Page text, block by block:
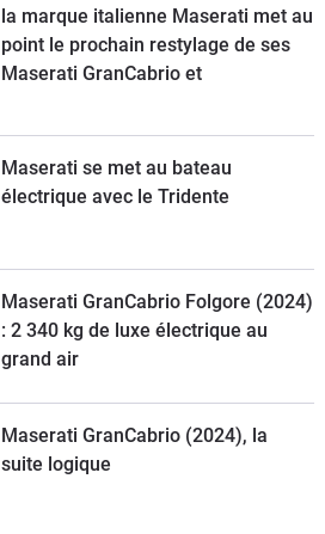
la marque italienne Maserati met au
point le prochain restylage de ses
Maserati GranCabrio et
Maserati se met au bateau
électrique avec le Tridente
Maserati GranCabrio Folgore (2024)
: 2 340 kg de luxe électrique au
grand air
Maserati GranCabrio (2024), la
suite logique